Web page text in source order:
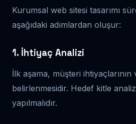
Kurumsal web sitesi tasarımı
aşağıdaki adımlardan oluşur:
1. İhtiyaç Analizi
İlk aşama, müşteri
belirlenmesidir. Hedef kitle
yapılmalıdır.